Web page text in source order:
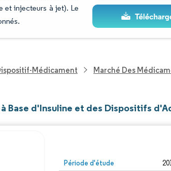
et injecteurs à jet). Le
Médicament Marché Des
Base d'Insuline et des Dispositifs
Période d'étude